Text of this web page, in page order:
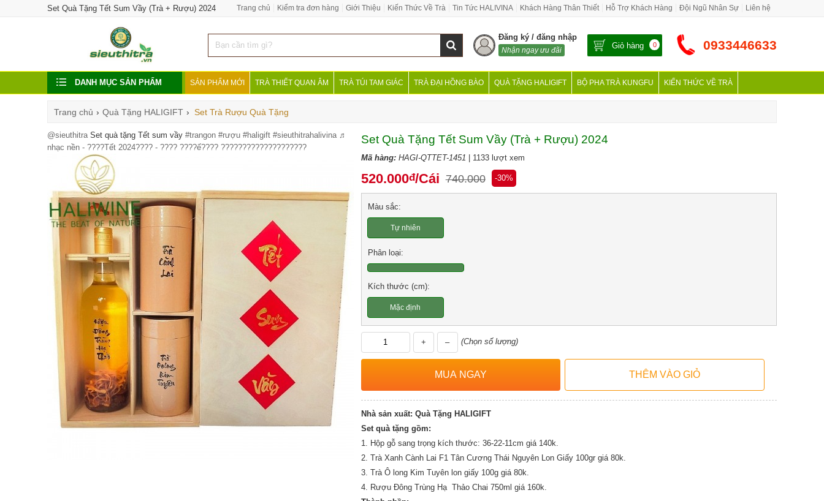
Set Quà Tặng Tết Sum Vầy (Trà + Rượu) 2024 Trang chủ Kiểm tra đơn hàng Giới Thiệu Kiến Thức Về Trà Tin Tức HALIVINA Khách Hàng Thân Thiết Hỗ Trợ Khách Hàng Đội Ngũ Nhân Sự Liên hệ
Đăng ký / đăng nhập
Nhận ngay ưu đãi Giỏ hàng 0 0933446633
DANH MỤC SẢN PHẨM SẢN PHẨM MỚI TRÀ THIẾT QUAN ÂM TRÀ TÚI TAM GIÁC TRÀ ĐẠI HỒNG BÀO QUÀ TẶNG HALIGIFT BỘ PHA TRÀ KUNGFU KIẾN THỨC VỀ TRÀ
Trang chủ › Quà Tặng HALIGIFT › Set Trà Rượu Quà Tặng
@sieuthitraSet quà tặng Tết sum vầy #trangon #rượu #haligift #sieuthitrahalivina ♬
nhạc nền - ????Tết 2024???? - ???? ????ế???? ????????????????????
Set Quà Tặng Tết Sum Vầy (Trà + Rượu) 2024
Mã hàng: HAGI-QTTET-1451 | 1133 lượt xem
520.000đ/Cái 740.000 -30%
Màu sắc:
Tự nhiên
Phân loại:
Kích thước (cm):
Mặc định
+ – (Chọn số lượng)
Nhà sản xuất: Quà Tặng HALIGIFT
Set quà tặng gồm:
1. Hộp gỗ sang trọng kích thước: 36-22-11cm giá 140k.
2. Trà Xanh Cành Lai F1 Tân Cương Thái Nguyên Lon Giấy 100gr giá 80k.
3. Trà Ô long Kim Tuyên lon giấy 100g giá 80k.
4. Rượu Đông Trùng Hạ Thảo Chai 750ml giá 160k.